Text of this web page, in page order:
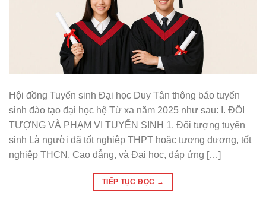
Hội đồng Tuyển sinh Đại học Duy Tân thông báo tuyển
sinh đào tạo đại học hệ Từ xa năm 2025 như sau: I. ĐỐI
TƯỢNG VÀ PHẠM VI TUYỂN SINH 1. Đối tượng tuyển
sinh Là người đã tốt nghiệp THPT hoặc tương đương, tốt
nghiệp THCN, Cao đẳng, và Đại học, đáp ứng […]
TIẾP TỤC ĐỌC →